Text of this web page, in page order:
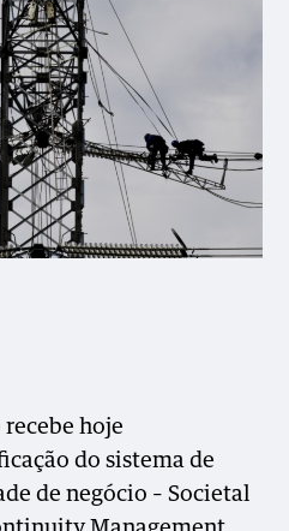
hoje
do sistema de
de negócio – Societal